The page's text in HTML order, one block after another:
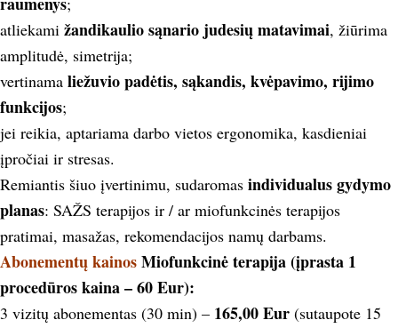
atliekami žandikaulio sąnario judesių matavimai, žiūrima
amplitudė, simetrija;
vertinama liežuvio padėtis, sąkandis, kvėpavimo, rijimo
funkcijos;
jei reikia, aptariama darbo vietos ergonomika, kasdieniai
įpročiai ir stresas.
Remiantis šiuo įvertinimu, sudaromas individualus gydymo
planas: SAŽS terapijos ir / ar miofunkcinės terapijos
pratimai, masažas, rekomendacijos namų darbams.
Abonementų kainosMiofunkcinė terapija (įprasta 1
procedūros kaina – 60 Eur):
3 vizitų abonementas (30 min) – 165,00 Eur (sutaupote 15